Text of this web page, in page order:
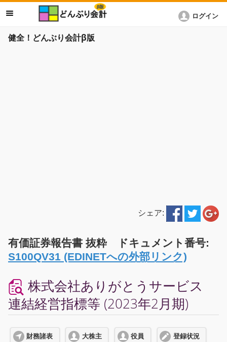
健全！どんぶり会計β版
ログイン
シェア:
有価証券報告書 抜粋 ドキュメント番号:
S100QV31 (EDINETへの外部リンク)
株式会社ありがとうサービス
連結経営指標等 (2023年2月期)
財務諸表 大株主 役員 登録状況